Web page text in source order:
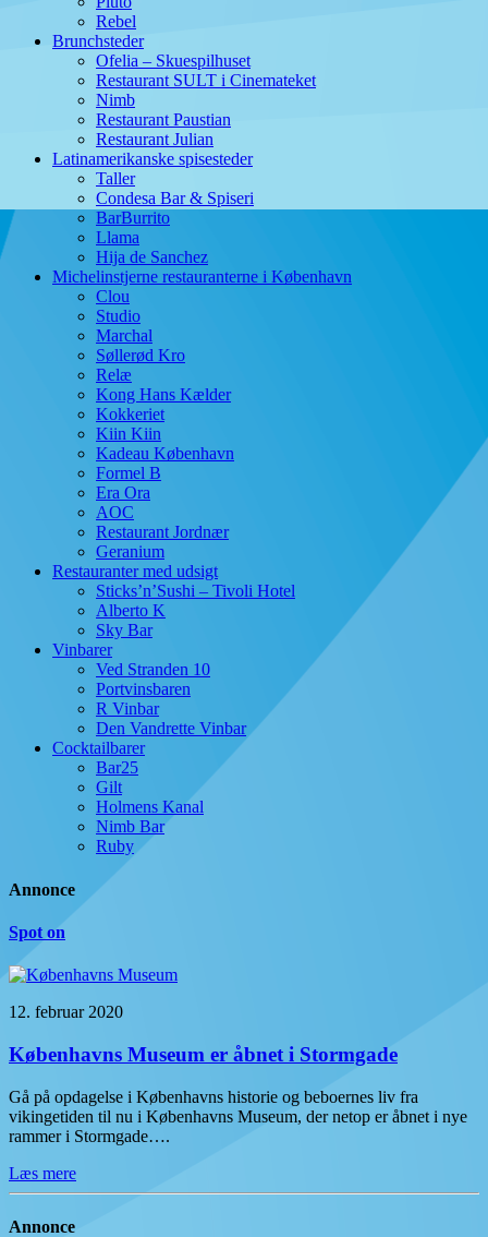
Rebel
Brunchsteder
Ofelia – Skuespilhuset
Restaurant SULT i Cinemateket
Nimb
Restaurant Paustian
Restaurant Julian
Latinamerikanske spisesteder
Taller
Condesa Bar & Spiseri
BarBurrito
Llama
Hija de Sanchez
Michelinstjerne restauranterne i København
Clou
Studio
Marchal
Søllerød Kro
Relæ
Kong Hans Kælder
Kokkeriet
Kiin Kiin
Kadeau København
Formel B
Era Ora
AOC
Restaurant Jordnær
Geranium
Restauranter med udsigt
Sticks’n’Sushi – Tivoli Hotel
Alberto K
Sky Bar
Vinbarer
Ved Stranden 10
Portvinsbaren
R Vinbar
Den Vandrette Vinbar
Cocktailbarer
Bar25
Gilt
Holmens Kanal
Nimb Bar
Ruby
Annonce
Spot on
12. februar 2020
Københavns Museum er åbnet i Stormgade
Gå på opdagelse i Københavns historie og beboernes liv fra
vikingetiden til nu i Københavns Museum, der netop er åbnet i nye
rammer i Stormgade….
Læs mere
Annonce